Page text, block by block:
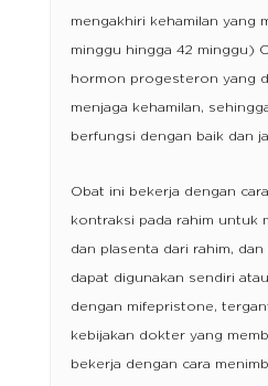
mengakhiri kehamilan yang
minggu hingga 42 minggu)
hormon progesteron yang
menjaga kehamilan,
berfungsi dengan baik dan
Obat ini bekerja dengan
kontraksi pada rahim untuk
dan plasenta dari rahim,
dapat digunakan sendiri
dengan mifepristone,
kebijakan dokter yang
bekerja dengan cara